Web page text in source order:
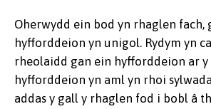
Oherwydd ein bod yn rhaglen fach,
hyfforddeion yn unigol. Rydym yn
rheolaidd gan ein hyfforddeion ar y
hyfforddeion yn aml yn rhoi
addas y gall y rhaglen fod i bobl â